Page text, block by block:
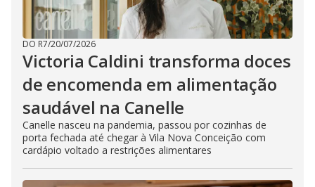
DO R7/20/07/2026
Victoria Caldini transforma doces
de encomenda em alimentação
saudável na Canelle
Canelle nasceu na pandemia, passou por cozinhas de
porta fechada até chegar à Vila Nova Conceição com
cardápio voltado a restrições alimentares